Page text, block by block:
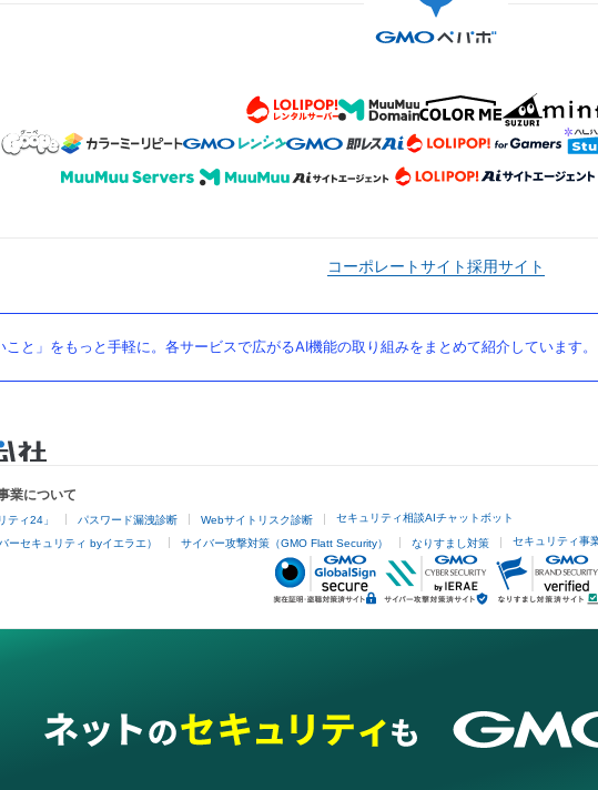
コーポレートサイト採用サイト
こと」をもっと手軽に。各サービスで広がるAI機能の取り組みをまとめて紹介しています。
業について
ティ24」 パスワード漏洩診断 Webサイトリスク診断 セキュリティ相談AIチャットボット
ーセキュリティ byイエラエ） サイバー攻撃対策（GMO Flatt Security） なりすまし対策 セキュリティ事